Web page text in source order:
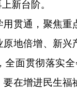
新台阶。
贯通，聚焦
地倍增、新
全面贯彻落实
在增进民生